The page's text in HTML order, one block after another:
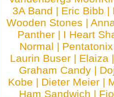
3A Band | Eric Bibb |
Wooden Stones |
Panther | I Heart
Normal | Pentatonix
Laurin Buser | Elaiza
Graham Candy |
Kobe | Dieter Meier |
Ham Sandwich |